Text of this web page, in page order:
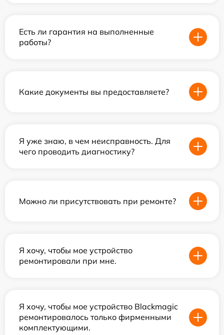
Есть ли гарантия на выполненные
работы?
Какие документы вы предоставляете?
Я уже знаю, в чем неисправность. Для
чего проводить диагностику?
Можно ли присутствовать при ремонте?
Я хочу, чтобы мое устройство
ремонтировали при мне.
Я хочу, чтобы мое устройство Blackmagic
ремонтировалось только фирменными
комплектующими.